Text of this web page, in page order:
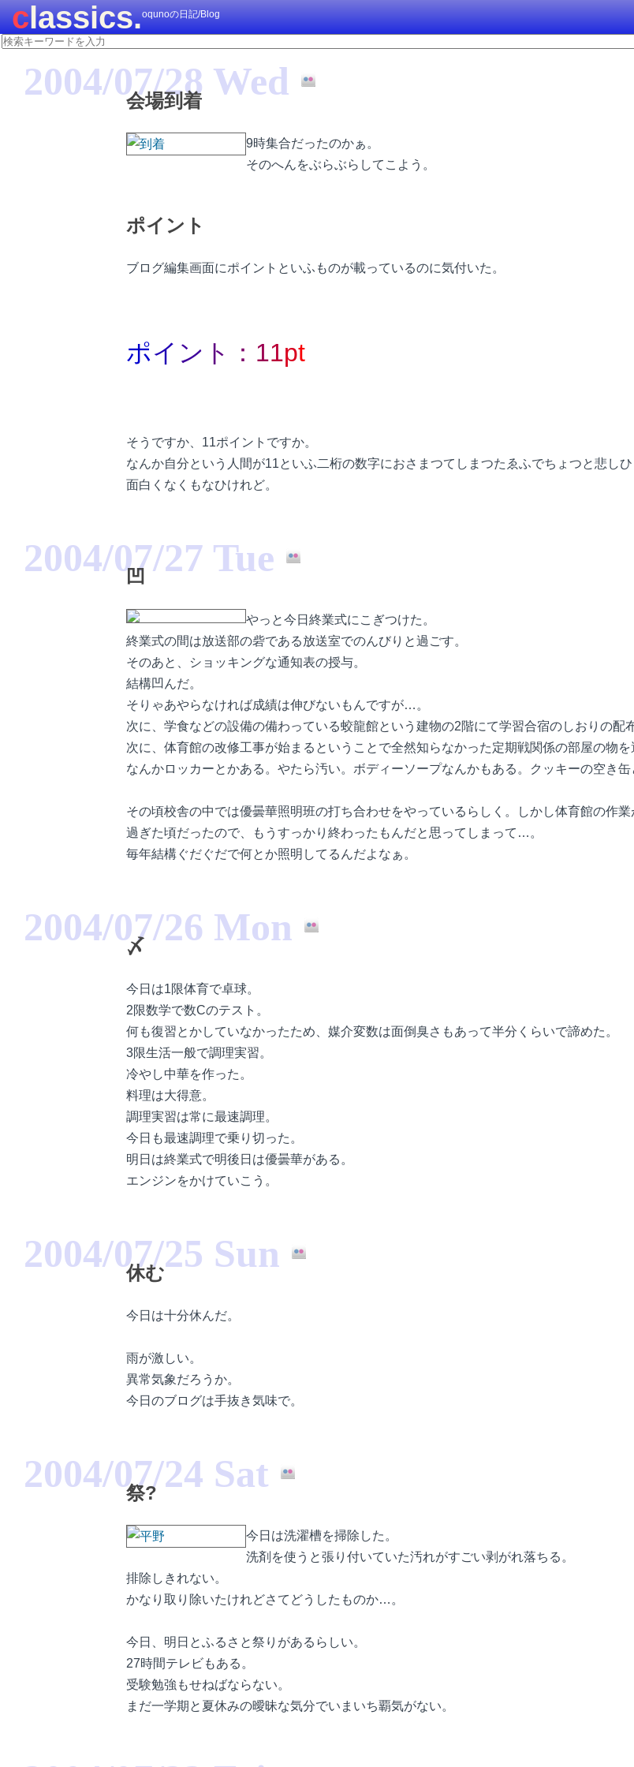
classics.oqunoの日記/Blog
2004/07/28 Wed
会場到着
9時集合だったのかぁ。
そのへんをぶらぶらしてこよう。
ポイント
ブログ編集画面にポイントといふものが載っているのに気付いた。
ポイ ン ト ： 11pt
そうですか、11ポイントですか。
なんか自分という人間が11といふ二桁の数字におさまつてしまつたゑふでちょつと悲しひ
面白くなくもなひけれど。
2004/07/27 Tue
凹
やっと今日終業式にこぎつけた。
終業式の間は放送部の砦である放送室でのんびりと過ごす。
そのあと、ショッキングな通知表の授与。
結構凹んだ。
そりゃあやらなければ成績は伸びないもんですが…。
次に、学食などの設備の備わっている蛟龍館という建物の2階にて学習合宿のしおりの配
次に、体育館の改修工事が始まるということで全然知らなかった定期戦関係の部屋の物を
なんかロッカーとかある。やたら汚い。ボディーソープなんかもある。クッキーの空き缶
その頃校舎の中では優曇華照明班の打ち合わせをやっているらしく。しかし体育館の作
過ぎた頃だったので、もうすっかり終わったもんだと思ってしまって…。
毎年結構ぐだぐだで何とか照明してるんだよなぁ。
2004/07/26 Mon
〆
今日は1限体育で卓球。
2限数学で数Cのテスト。
何も復習とかしていなかったため、媒介変数は面倒臭さもあって半分くらいで諦めた。
3限生活一般で調理実習。
冷やし中華を作った。
料理は大得意。
調理実習は常に最速調理。
今日も最速調理で乗り切った。
明日は終業式で明後日は優曇華がある。
エンジンをかけていこう。
2004/07/25 Sun
休む
今日は十分休んだ。
雨が激しい。
異常気象だろうか。
今日のブログは手抜き気味で。
2004/07/24 Sat
祭?
今日は洗濯槽を掃除した。
洗剤を使うと張り付いていた汚れがすごい剥がれ落ちる。
排除しきれない。
かなり取り除いたけれどさてどうしたものか…。
今日、明日とふるさと祭りがあるらしい。
27時間テレビもある。
受験勉強もせねばならない。
まだ一学期と夏休みの曖昧な気分でいまいち覇気がない。